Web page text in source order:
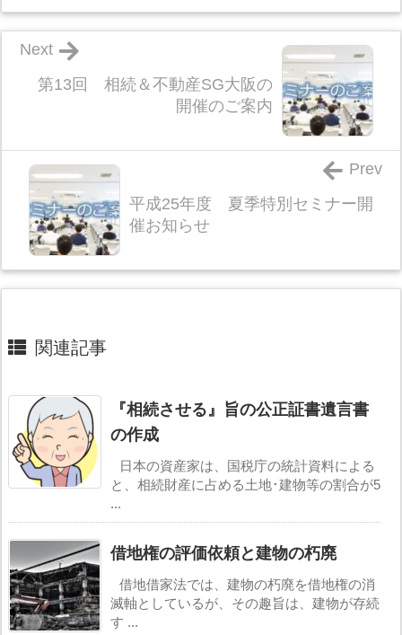
第13回 相続＆不動産SG大阪の
開催のご案内
Next
平成25年度 夏季特別セミナー開
催お知らせ
Prev
関連記事
『相続させる』旨の公正証書遺言書
の作成
日本の資産家は、国税庁の統計資料による
と、相続財産に占める土地･建物等の割合が5
...
借地権の評価依頼と建物の朽廃
借地借家法では、建物の朽廃を借地権の消
滅軸としているが、その趣旨は、建物が存続
す ...